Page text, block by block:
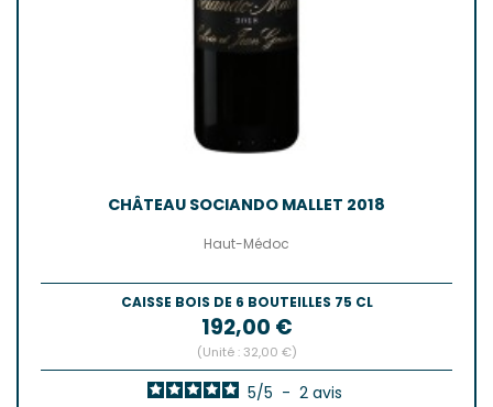
CHÂTEAU SOCIANDO MALLET 2018
Haut-Médoc
CAISSE BOIS DE 6 BOUTEILLES 75 CL
Prix
192,00 €
(Unité : 32,00 €)
5/5 - 2 avis